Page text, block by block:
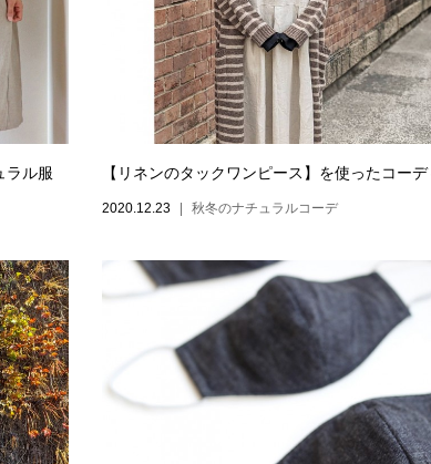
ラル服 【リネンのタックワンピース】を使ったコーデ
2020.12.23 秋冬のナチュラルコーデ